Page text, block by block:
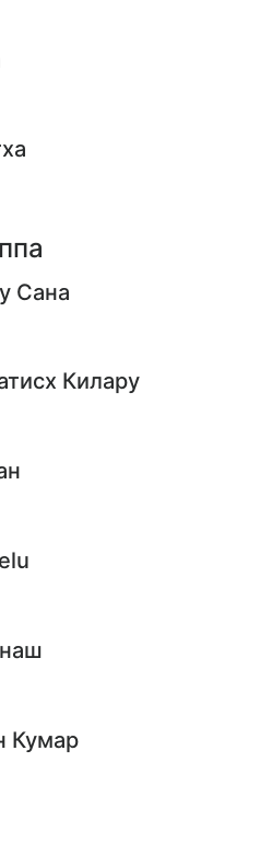
Сана
Килару
Кумар